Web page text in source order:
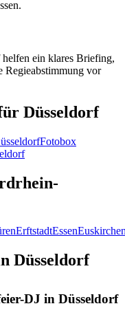
ein klares Briefing,
Regieabstimmung vor
Düsseldorf
Fotobox
ErftstadtEssen
Düsseldorf
DJ in Düsseldorf